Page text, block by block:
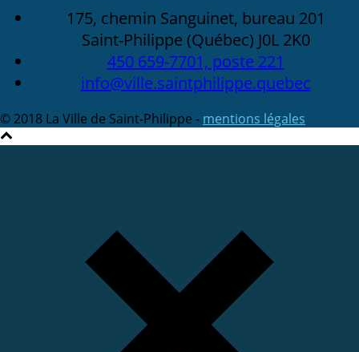
175, chemin Sanguinet, bureau 201
Saint-Philippe (Québec) J0L 2K0
450 659-7701, poste 221
info@ville.saintphilippe.quebec
© 2018 La Ville de Saint-Philippe - mentions légales